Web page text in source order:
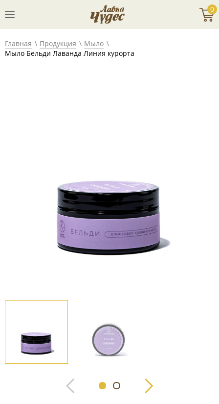
0
Главная Продукция
Мыло
Мыло Бельди Лаванда Линия курорта